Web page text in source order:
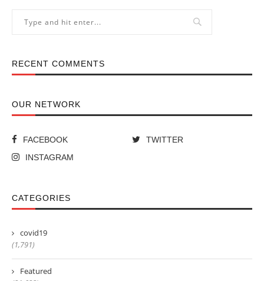
RECENT COMMENTS
OUR NETWORK
FACEBOOK
TWITTER
INSTAGRAM
CATEGORIES
covid19
(1,791)
Featured